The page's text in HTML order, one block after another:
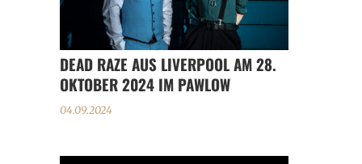
DEAD RAZE AUS LIVERPOOL AM 28.
OKTOBER 2024 IM PAWLOW
04.09.2024